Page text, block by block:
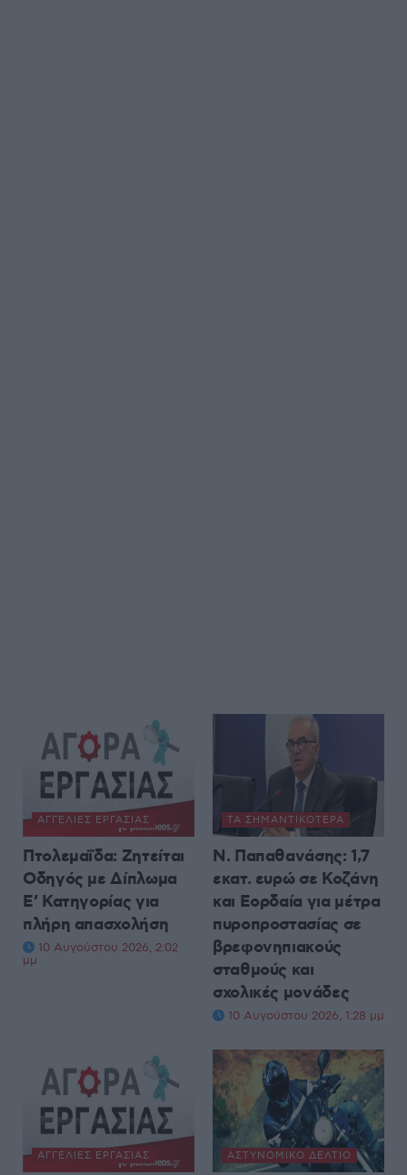
ΑΓΓΕΛΊΕΣ ΕΡΓΑΣΊΑΣ
Πτολεμαΐδα: Ζητείται
Οδηγός με Δίπλωμα
Ε’ Κατηγορίας για
πλήρη απασχολήση
10 Αυγούστου 2026, 2:02
μμ
ΤΑ ΣΗΜΑΝΤΙΚΟΤΕΡΑ
Ν. Παπαθανάσης: 1,7
εκατ. ευρώ σε Κοζάνη
και Εορδαία για μέτρα
πυροπροστασίας σε
βρεφονηπιακούς
σταθμούς και
σχολικές μονάδες
10 Αυγούστου 2026, 1:28 μμ
ΑΓΓΕΛΊΕΣ ΕΡΓΑΣΊΑΣ ΑΣΤΥΝΟΜΙΚΌ ΔΕΛΤΊΟ